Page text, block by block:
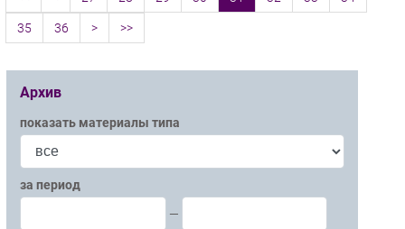
35 36 > >>
Архив
показать материалы типа
за период
—